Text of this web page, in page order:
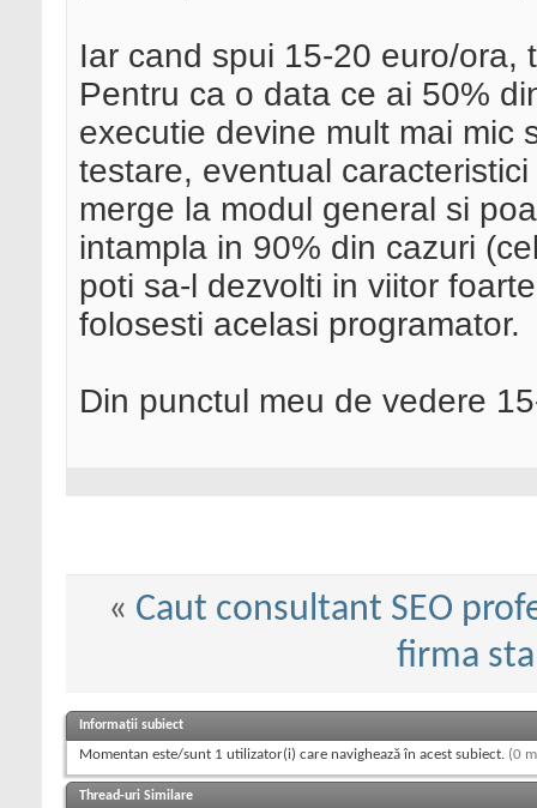
Iar cand spui 15-20 euro/ora,
Pentru ca o data ce ai 50%
executie devine mult mai mic
testare, eventual
merge la modul general si
intampla in 90% din cazuri
poti sa-l dezvolti in viitor
folosesti acelasi programator.
Din punctul meu de vedere
« Caut consultant SEO
firma
Informații subiect
Momentan este/sunt 1 utilizator(i) care navighează în acest subiect. (0
Thread-uri Similare